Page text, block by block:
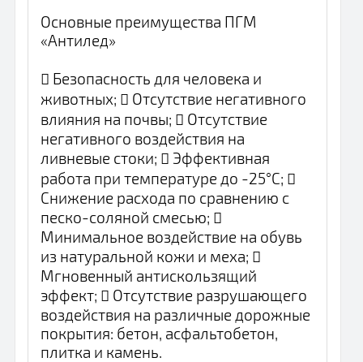
Основные преимущества ПГМ
«Антилед»
 Безопасность для человека и
животных;  Отсутствие негативного
влияния на почвы;  Отсутствие
негативного воздействия на
ливневые стоки;  Эффективная
работа при температуре до -25°С; 
Снижение расхода по сравнению с
песко-соляной смесью; 
Минимальное воздействие на обувь
из натуральной кожи и меха; 
Мгновенный антискользящий
эффект;  Отсутствие разрушающего
воздействия на различные дорожные
покрытия: бетон, асфальтобетон,
плитка и камень.